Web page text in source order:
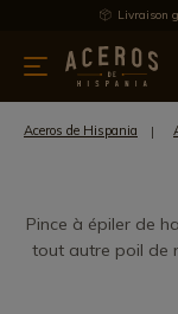
Livraison
de cuisine Offre
Aceros de Hispania
Pince à épiler de
tout autre poil de